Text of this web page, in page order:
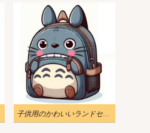
子供用のかわいいランドセルのイラスト 2